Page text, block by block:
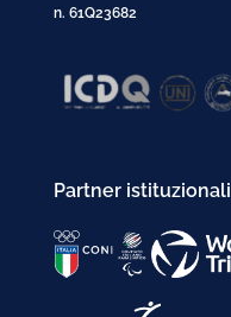
n. 61Q23682
Partner istituzionali